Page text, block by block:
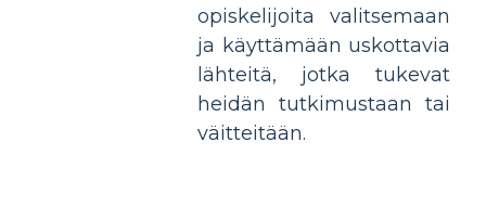
opiskelijoita valitsemaan
ja käyttämään uskottavia
lähteitä, jotka tukevat
heidän tutkimustaan ​​tai
väitteitään.